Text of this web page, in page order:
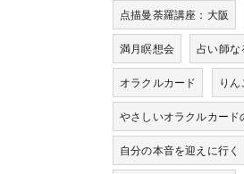
点描曼荼羅講座：大阪
満月瞑想会 占い師な
オラクルカード りん
やさしいオラクルカード
自分の本音を迎えに行く